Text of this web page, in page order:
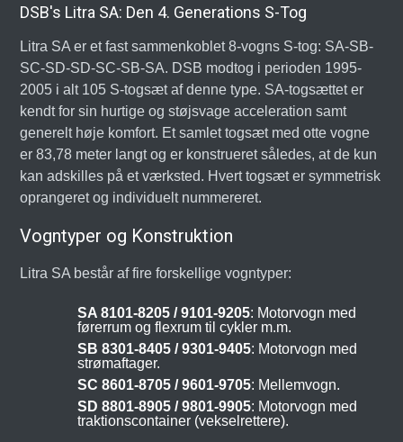
DSB's Litra SA: Den 4. Generations S-Tog
Litra SA er et fast sammenkoblet 8-vogns S-tog: SA-SB-
SC-SD-SD-SC-SB-SA. DSB modtog i perioden 1995-
2005 i alt 105 S-togsæt af denne type. SA-togsættet er
kendt for sin hurtige og støjsvage acceleration samt
generelt høje komfort. Et samlet togsæt med otte vogne
er 83,78 meter langt og er konstrueret således, at de kun
kan adskilles på et værksted. Hvert togsæt er symmetrisk
oprangeret og individuelt nummereret.
Vogntyper og Konstruktion
Litra SA består af fire forskellige vogntyper:
SA 8101-8205 / 9101-9205: Motorvogn med
førerrum og flexrum til cykler m.m.
SB 8301-8405 / 9301-9405: Motorvogn med
strømaftager.
SC 8601-8705 / 9601-9705: Mellemvogn.
SD 8801-8905 / 9801-9905: Motorvogn med
traktionscontainer (vekselrettere).